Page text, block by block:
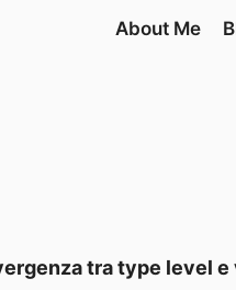
About Me
tra type level e